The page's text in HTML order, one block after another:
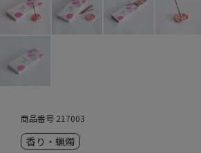
商品番号 217003
香り・蝋燭